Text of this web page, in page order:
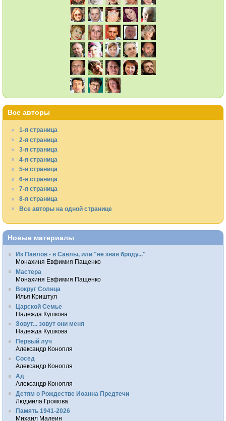
Все авторы
1-я страница
2-я страница
3-я страница
4-я страница
5-я страница
6-я страница
7-я страница
8-я страница
Все авторы на одной странице
Новые материалы
Из Павлов - в Савлы, или "не зная броду..."
Монахиня Евфимия Пащенко
Мастера
Монахиня Евфимия Пащенко
Вокруг Солнца
Илья Криштул
Царской Семье
Надежда Кушкова
Зовут... зовут они меня
Надежда Кушкова
Первый луч
Александр Конопля
Сосед
Александр Конопля
Ад
Александр Конопля
Детям о Рождестве Иоанна Предтечи
Людмила Громова
Память 1941-2026
Михаил Малеин